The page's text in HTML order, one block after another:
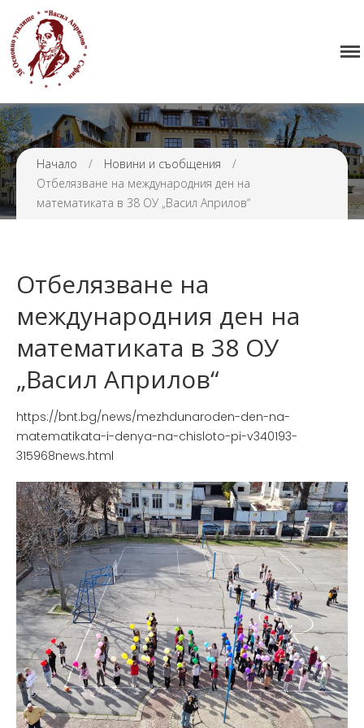
Нормативна уредба
Прием
Проекти и дейности
Седмично разписание
Начало / Новини и съобщения
/
Отбелязване на международния ден на
математиката в 38 ОУ „Васил Априлов“
Отбелязване на
международния ден на
математиката в 38 ОУ
„Васил Априлов“
https://bnt.bg/news/mezhdunaroden-den-na-
matematikata-i-denya-na-chisloto-pi-v340193-
315968news.html